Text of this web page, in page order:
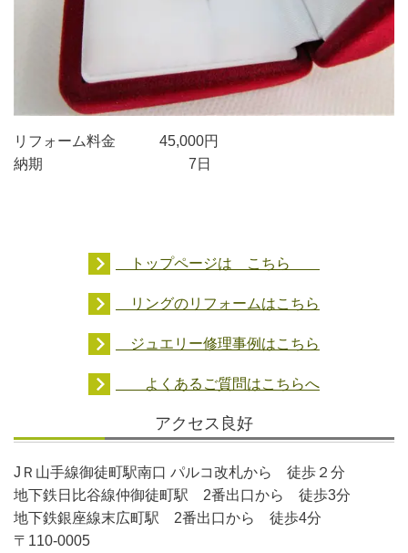
リフォーム料金 45,000円
納期 7日
トップページは こちら
リングのリフォームはこちら
ジュエリー修理事例はこちら
よくあるご質問はこちらへ
アクセス良好
JＲ山手線御徒町駅南口 パルコ改札から 徒歩２分
地下鉄日比谷線仲御徒町駅 2番出口から 徒歩3分
地下鉄銀座線末広町駅 2番出口から 徒歩4分
〒110-0005